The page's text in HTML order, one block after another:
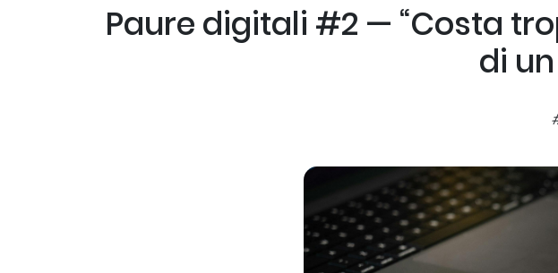
Paure digitali #2 — “Costa
di